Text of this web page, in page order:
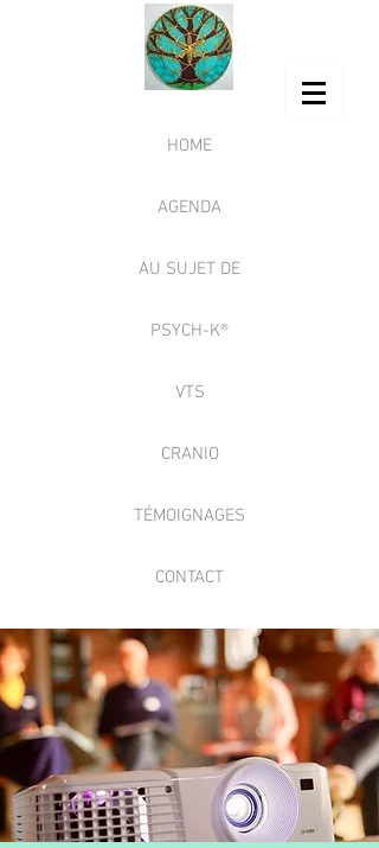
HOME
AGENDA
AU SUJET DE
PSYCH-K®
VTS
CRANIO
TÉMOIGNAGES
CONTACT